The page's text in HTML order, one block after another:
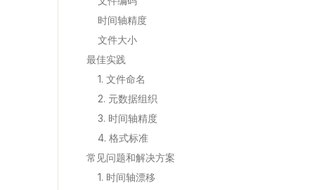
时间轴精度
文件大小
最佳实践
1. 文件命名
2. 元数据组织
3. 时间轴精度
4. 格式标准
常见问题和解决方案
1. 时间轴漂移